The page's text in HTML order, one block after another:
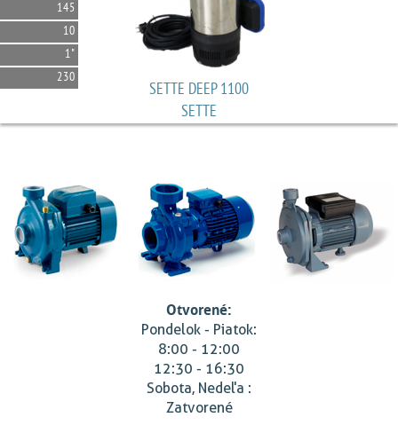
145
10
1"
230
SETTE DEEP 1100
SETTE
Otvorené:
Pondelok - Piatok:
8:00 - 12:00
12:30 - 16:30
Sobota, Nedeľa :
Zatvorené